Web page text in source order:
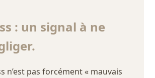
: un signal à ne
n’est pas forcément « mauvais